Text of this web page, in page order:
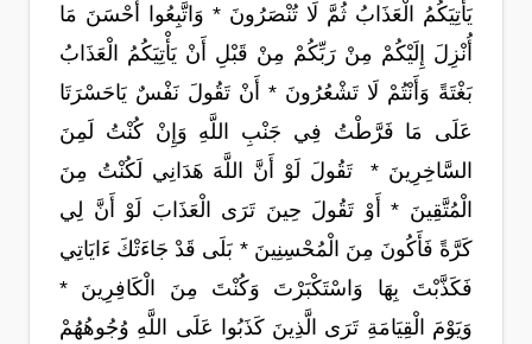
يَأْتِيَكُمُ الْعَذَابُ ثُمَّ لَا تُنْصَرُونَ * وَاتَّبِعُوا أَحْسَنَ مَا
أُنْزِلَ إِلَيْكُمْ مِنْ رَبِّكُمْ مِنْ قَبْلِ أَنْ يَأْتِيَكُمُ الْعَذَابُ
بَغْتَةً وَأَنْتُمْ لَا تَشْعُرُونَ * أَنْ تَقُولَ نَفْسٌ يَاحَسْرَتَا
عَلَى مَا فَرَّطْتُ فِي جَنْبِ اللَّهِ وَإِنْ كُنْتُ لَمِنَ
السَّاخِرِينَ * تَقُولَ لَوْ أَنَّ اللَّهَ هَدَانِي لَكُنْتُ مِنَ
الْمُتَّقِينَ * أَوْ تَقُولَ حِينَ تَرَى الْعَذَابَ لَوْ أَنَّ لِي
كَرَّةً فَأَكُونَ مِنَ الْمُحْسِنِينَ * بَلَى قَدْ جَاءَتْكَ ءَايَاتِي
فَكَذَّبْتَ بِهَا وَاسْتَكْبَرْتَ وَكُنْتَ مِنَ الْكَافِرِينَ *
وَيَوْمَ الْقِيَامَةِ تَرَى الَّذِينَ كَذَبُوا عَلَى اللَّهِ وُجُوهُهُمْ